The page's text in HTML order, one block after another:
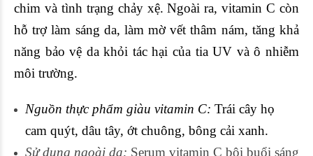
chim và tình trạng chảy xệ. Ngoài ra, vitamin C còn
hỗ trợ làm sáng da, làm mờ vết thâm nám, tăng khả
năng bảo vệ da khỏi tác hại của tia UV và ô nhiễm
môi trường.
Nguồn thực phẩm giàu vitamin C: Trái cây họ
cam quýt, dâu tây, ớt chuông, bông cải xanh.
Sử dụng ngoài da: Serum vitamin C bôi buổi sáng